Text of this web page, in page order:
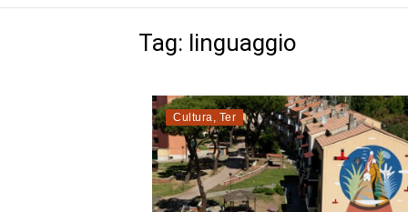
Tag: linguaggio
Cultura, Ter